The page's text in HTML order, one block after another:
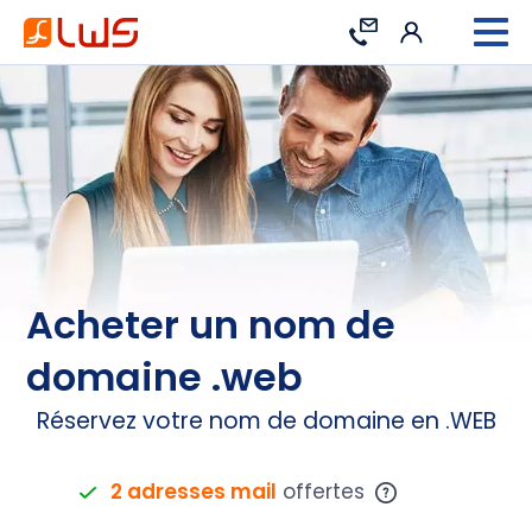
Contact Connexion
Acheter un nom de
domaine .web
Réservez votre nom de domaine en .WEB
2 adresses mail offertes